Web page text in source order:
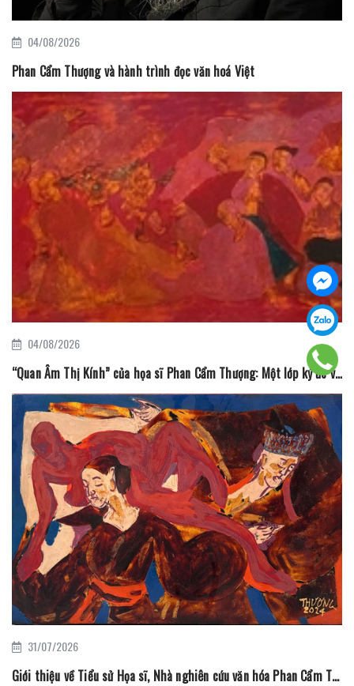
04/08/2026
Phan Cẩm Thượng và hành trình đọc văn hoá Việt
04/08/2026
“Quan Âm Thị Kính” của họa sĩ Phan Cẩm Thượng: Một lớp ký ức văn hóa trên mặt vóc
31/07/2026
Giới thiệu về Tiểu sử Họa sĩ, Nhà nghiên cứu văn hóa Phan Cẩm Thượng